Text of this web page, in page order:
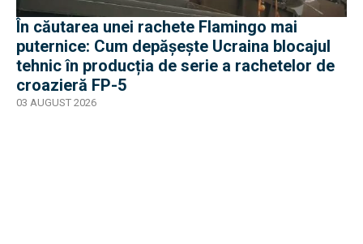
În căutarea unei rachete Flamingo mai
puternice: Cum depășește Ucraina blocajul
tehnic în producția de serie a rachetelor de
croazieră FP-5
03 AUGUST 2026